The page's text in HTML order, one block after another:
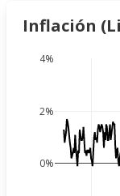
Inflación
0%
2%
4%